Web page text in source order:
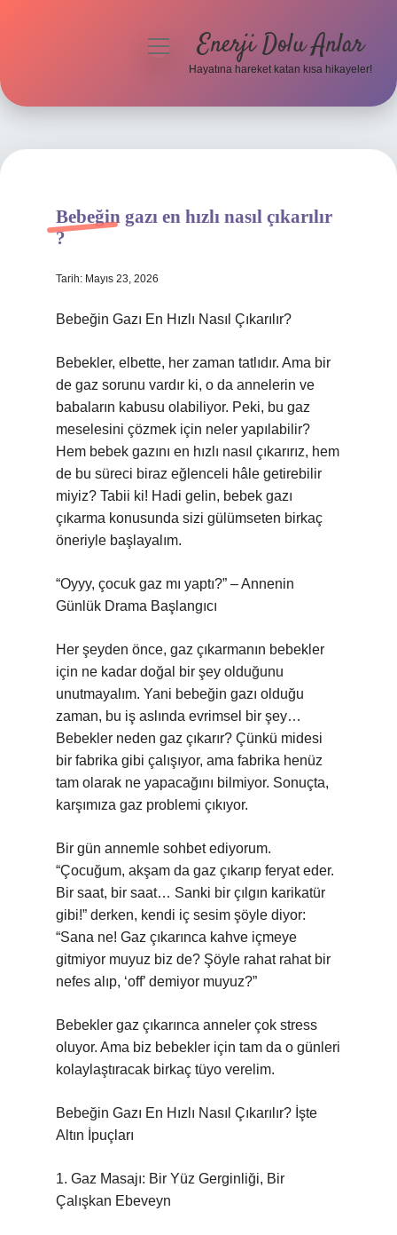
Hakkımızda
menüyüEnerji Dolu Anlar
Hayatına hareket katan kısa hikayeler!
Bebeğin gazı en hızlı nasıl çıkarılır
?
Tarih: Mayıs 23, 2026
Bebeğin Gazı En Hızlı Nasıl Çıkarılır?
Bebekler, elbette, her zaman tatlıdır. Ama bir
de gaz sorunu vardır ki, o da annelerin ve
babaların kabusu olabiliyor. Peki, bu gaz
meselesini çözmek için neler yapılabilir?
Hem bebek gazını en hızlı nasıl çıkarırız, hem
de bu süreci biraz eğlenceli hâle getirebilir
miyiz? Tabii ki! Hadi gelin, bebek gazı
çıkarma konusunda sizi gülümseten birkaç
öneriyle başlayalım.
“Oyyy, çocuk gaz mı yaptı?” – Annenin
Günlük Drama Başlangıcı
Her şeyden önce, gaz çıkarmanın bebekler
için ne kadar doğal bir şey olduğunu
unutmayalım. Yani bebeğin gazı olduğu
zaman, bu iş aslında evrimsel bir şey…
Bebekler neden gaz çıkarır? Çünkü midesi
bir fabrika gibi çalışıyor, ama fabrika henüz
tam olarak ne yapacağını bilmiyor. Sonuçta,
karşımıza gaz problemi çıkıyor.
Bir gün annemle sohbet ediyorum.
“Çocuğum, akşam da gaz çıkarıp feryat eder.
Bir saat, bir saat… Sanki bir çılgın karikatür
gibi!” derken, kendi iç sesim şöyle diyor:
“Sana ne! Gaz çıkarınca kahve içmeye
gitmiyor muyuz biz de? Şöyle rahat rahat bir
nefes alıp, ‘off’ demiyor muyuz?”
Bebekler gaz çıkarınca anneler çok stress
oluyor. Ama biz bebekler için tam da o günleri
kolaylaştıracak birkaç tüyo verelim.
Bebeğin Gazı En Hızlı Nasıl Çıkarılır? İşte
Altın İpuçları
1. Gaz Masajı: Bir Yüz Gerginliği, Bir
Çalışkan Ebeveyn